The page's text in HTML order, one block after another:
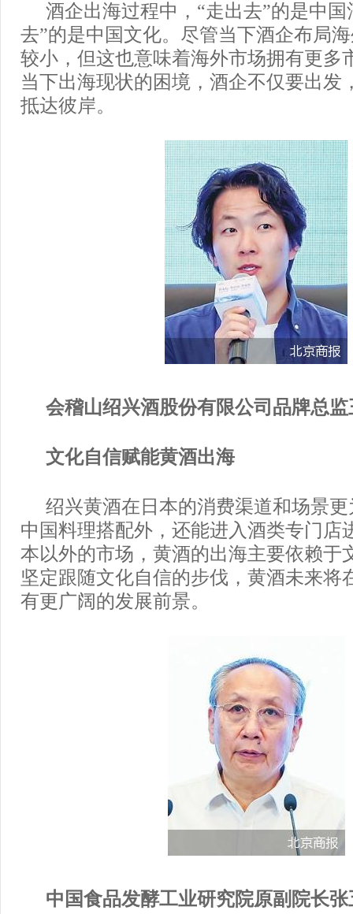
酒企出海过程中，“走出去”的是中国
去”的是中国文化。尽管当下酒企布局
较小，但这也意味着海外市场拥有更多
当下出海现状的困境，酒企不仅要出发
抵达彼岸。
会稽山绍兴酒股份有限公司品牌总监
文化自信赋能黄酒出海
绍兴黄酒在日本的消费渠道和场景
中国料理搭配外，还能进入酒类专门店
本以外的市场，黄酒的出海主要依赖于
坚定跟随文化自信的步伐，黄酒未来将
有更广阔的发展前景。
中国食品发酵工业研究院原副院长张